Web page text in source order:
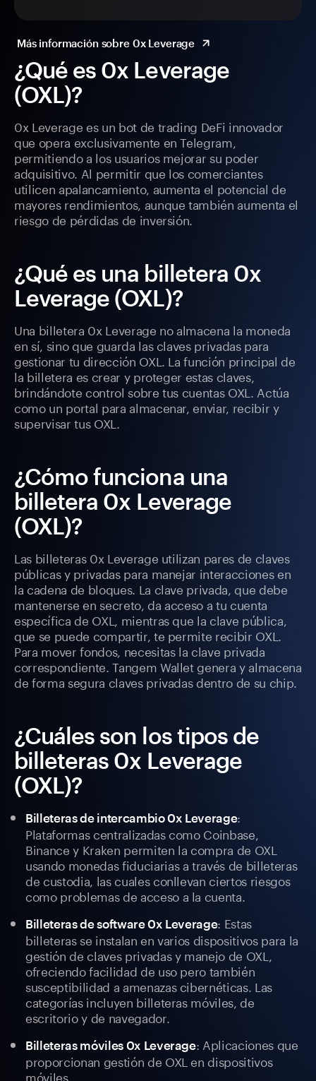
¿Qué es 0x Leverage
(OXL)?
0x Leverage es un bot de trading DeFi innovador
que opera exclusivamente en Telegram,
permitiendo a los usuarios mejorar su poder
adquisitivo. Al permitir que los comerciantes
utilicen apalancamiento, aumenta el potencial de
mayores rendimientos, aunque también aumenta el
riesgo de pérdidas de inversión.
¿Qué es una billetera 0x
Leverage (OXL)?
Una billetera 0x Leverage no almacena la moneda
en sí, sino que guarda las claves privadas para
gestionar tu dirección OXL. La función principal de
la billetera es crear y proteger estas claves,
brindándote control sobre tus cuentas OXL. Actúa
como un portal para almacenar, enviar, recibir y
supervisar tus OXL.
¿Cómo funciona una
billetera 0x Leverage
(OXL)?
Las billeteras 0x Leverage utilizan pares de claves
públicas y privadas para manejar interacciones en
la cadena de bloques. La clave privada, que debe
mantenerse en secreto, da acceso a tu cuenta
específica de OXL, mientras que la clave pública,
que se puede compartir, te permite recibir OXL.
Para mover fondos, necesitas la clave privada
correspondiente. Tangem Wallet genera y almacena
de forma segura claves privadas dentro de su chip.
¿Cuáles son los tipos de
billeteras 0x Leverage
(OXL)?
Billeteras de intercambio 0x Leverage:
Plataformas centralizadas como Coinbase,
Binance y Kraken permiten la compra de OXL
usando monedas fiduciarias a través de billeteras
de custodia, las cuales conllevan ciertos riesgos
como problemas de acceso a la cuenta.
Billeteras de software 0x Leverage: Estas
billeteras se instalan en varios dispositivos para la
gestión de claves privadas y manejo de OXL,
ofreciendo facilidad de uso pero también
susceptibilidad a amenazas cibernéticas. Las
categorías incluyen billeteras móviles, de
escritorio y de navegador.
Billeteras móviles 0x Leverage: Aplicaciones que
proporcionan gestión de OXL en dispositivos
móviles.
Más información sobre 0x Leverage